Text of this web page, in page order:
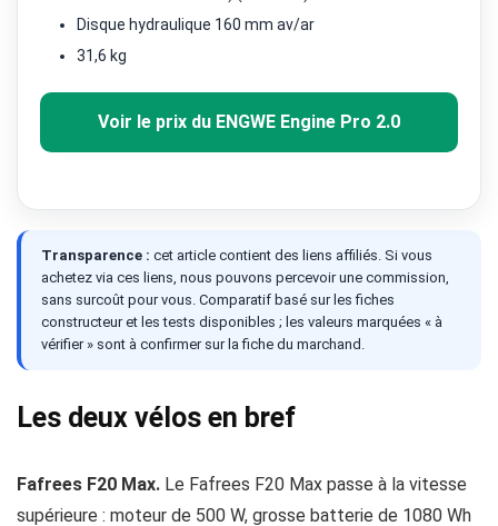
Disque hydraulique 160 mm av/ar
31,6 kg
Voir le prix du ENGWE Engine Pro 2.0
Transparence : cet article contient des liens affiliés. Si vous
achetez via ces liens, nous pouvons percevoir une commission,
sans surcoût pour vous. Comparatif basé sur les fiches
constructeur et les tests disponibles ; les valeurs marquées « à
vérifier » sont à confirmer sur la fiche du marchand.
Les deux vélos en bref
Fafrees F20 Max. Le Fafrees F20 Max passe à la vitesse
supérieure : moteur de 500 W, grosse batterie de 1080 Wh